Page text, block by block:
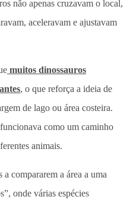
não apenas cruzavam o local,
aceleravam e ajustavam
muitos dinossauros
, o que reforça a ideia de
de lago ou área costeira.
como um caminho
animais.
a compararem a área a uma
onde várias espécies